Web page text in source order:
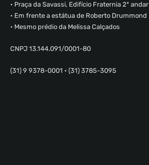
• Praça da Savassi, Edifício Fraternia 2º andar
• Em frente a estátua de Roberto Drummond
• Mesmo prédio da Melissa Calçados
CNPJ 13.144.091/0001-80
(31) 9 9378-0001 • (31) 3785-3095